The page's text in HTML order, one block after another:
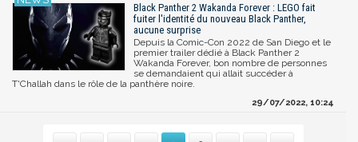
Black Panther 2 Wakanda Forever : LEGO fait
fuiter l'identité du nouveau Black Panther,
aucune surprise
Depuis la Comic-Con 2022 de San Diego et le
premier trailer dédié à Black Panther 2
Wakanda Forever, bon nombre de personnes
se demandaient qui allait succéder à
T'Challah dans le rôle de la panthère noire.
29/07/2022, 10:24